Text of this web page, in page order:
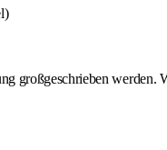
großgeschrieben